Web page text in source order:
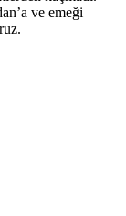
ve emeği